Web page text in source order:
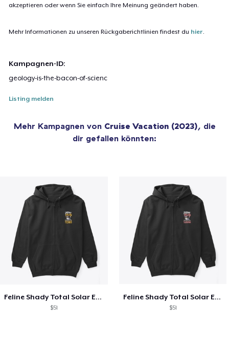
akzeptieren oder wenn Sie einfach Ihre Meinung geändert haben.
Mehr Informationen zu unseren Rückgaberichtlinien findest du hier.
Kampagnen-ID:
geology-is-the-bacon-of-scienc
Listing melden
Mehr Kampagnen von Cruise Vacation (2023), die
dir gefallen könnten:
Feline Shady Total Solar Eclipse Texas
$51
Feline Shady Total Solar Eclipse Tijuana
$51